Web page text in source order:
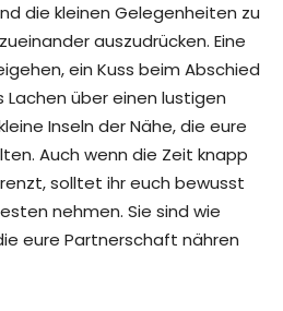
die kleinen Gelegenheiten zu
auszudrücken. Eine
ein Kuss beim Abschied
über einen lustigen
Inseln der Nähe, die eure
Auch wenn die Zeit knapp
solltet ihr euch bewusst
nehmen. Sie sind wie
eure Partnerschaft nähren